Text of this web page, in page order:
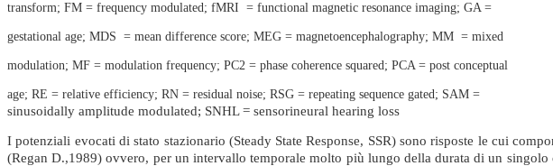
transform; FM = frequency modulated; fMRI = functional magnetic resonance imaging; GA =
gestational age; MDS = mean difference score; MEG = magnetoencephalography; MM = mixed
modulation; MF = modulation frequency; PC2 = phase coherence squared; PCA = post conceptual
age; RE = relative efficiency; RN = residual noise; RSG = repeating sequence gated; SAM =
sinusoidally amplitude modulated; SNHL = sensorineural hearing loss
I potenziali evocati di stato stazionario (Steady State Response, SSR) sono risposte le cui
(Regan D.,1989) ovvero, per un intervallo temporale molto più lungo della durata di un
Stimoli CE Chirp
Fig.18
Tecniche di stimolazione